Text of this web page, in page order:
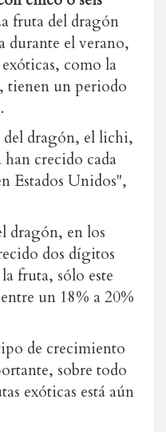
fruta del dragón
durante el verano,
como la
tienen un periodo
dragón, el lichi,
crecido cada
Estados Unidos",
dragón, en los
dos dígitos
fruta, sólo este
un 18% a 20%
de crecimiento
sobre todo
exóticas está aún